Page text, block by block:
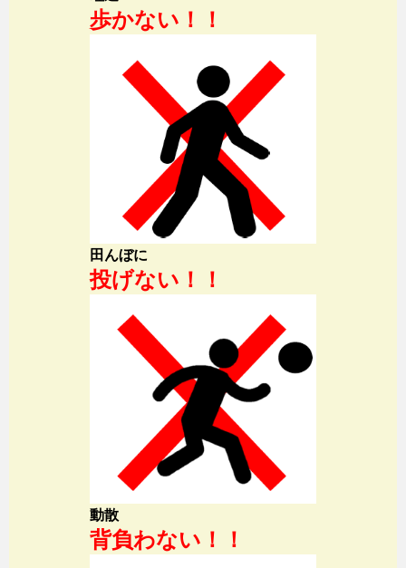
歩かない！！
田んぼに
投げない！！
動散
背負わない！！